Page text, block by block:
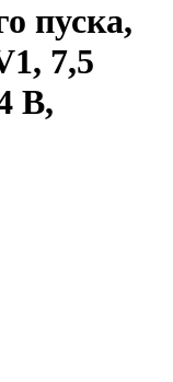
пуска,
7,5
В,